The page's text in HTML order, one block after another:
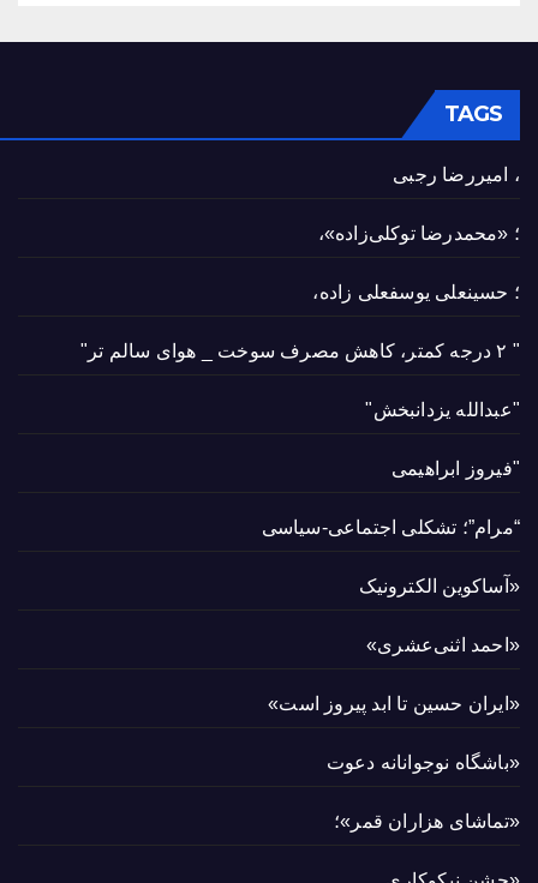
TAGS
، امیررضا رجبی
؛ «محمدرضا توکلی‌زاده»،
؛ حسینعلی یوسفعلی زاده،
" ۲ درجه کمتر، کاهش مصرف سوخت _ هوای سالم تر"
"عبدالله یزدانبخش"
"فیروز ابراهیمی
“مرام”؛ تشکلی اجتماعی-سیاسی
«آساکوین الکترونیک
«احمد اثنی‌عشری»
«ایران حسین تا ابد پیروز است»
«باشگاه نوجوانانه دعوت
«تماشای هزاران قمر»؛